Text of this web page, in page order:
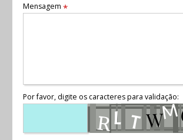
Mensagem *
Por favor, digite os caracteres para validação: